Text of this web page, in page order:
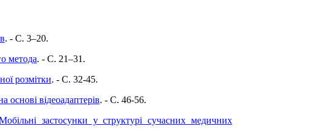
. - C. 3–20.
метода. - C. 21–31.
розмітки. - C. 32-45.
основі відеоадаптерів. - C. 46-56.
застосунки у структурі сучасних медичних